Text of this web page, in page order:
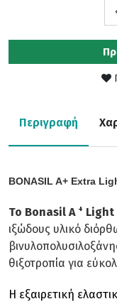
Περιγραφή
BONASIL A+ Extra
Το Bonasil A + Light
ιξώδους υλικό
θιξοτροπία για
Η εξαιρετική